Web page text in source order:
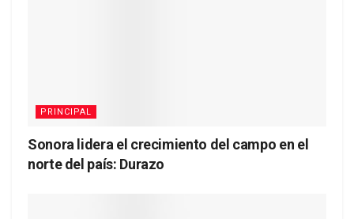
PRINCIPAL
Sonora lidera el crecimiento del campo en el
norte del país: Durazo